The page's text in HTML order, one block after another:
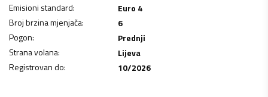
Emisioni standard:
Euro 4
Broj brzina mjenjača:
6
Pogon:
Prednji
Strana volana:
Lijeva
Registrovan do: 10/2026